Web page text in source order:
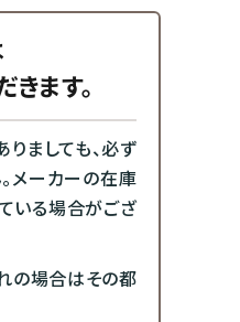
ます。
ましても、必ず
メーカーの在庫
いる場合がござ
の場合はその都